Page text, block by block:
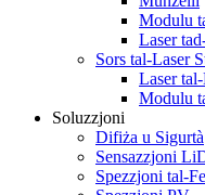
Modulu
Laser
Sors tal-Laser
Laser
Modulu
Soluzzjoni
Difiża u Sigurtà
Sensazzjoni
Spezzjoni tal-